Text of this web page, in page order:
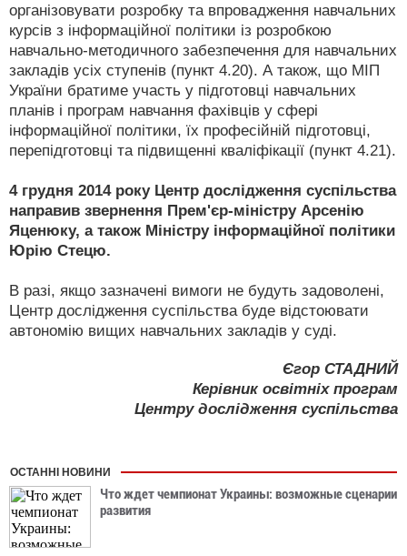
організовувати розробку та впровадження навчальних
курсів з інформаційної політики із розробкою
навчально-методичного забезпечення для навчальних
закладів усіх ступенів (пункт 4.20). А також, що МІП
України братиме участь у підготовці навчальних
планів і програм навчання фахівців у сфері
інформаційної політики, їх професійній підготовці,
перепідготовці та підвищенні кваліфікації (пункт 4.21).
4 грудня 2014 року Центр дослідження суспільства
направив звернення Прем'єр-міністру Арсенію
Яценюку, а також Міністру інформаційної політики
Юрію Стецю.
В разі, якщо зазначені вимоги не будуть задоволені,
Центр дослідження суспільства буде відстоювати
автономію вищих навчальних закладів у суді.
Єгор СТАДНИЙ
Керівник освітніх програм
Центру дослідження суспільства
ОСТАННІ НОВИНИ
Что ждет чемпионат Украины: возможные сценарии
развития